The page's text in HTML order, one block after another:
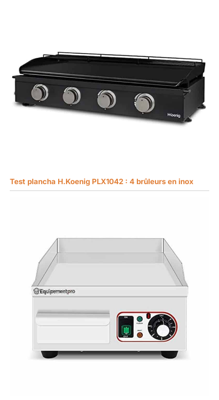
Test plancha H.Koenig PLX1042 : 4 brûleurs en inox